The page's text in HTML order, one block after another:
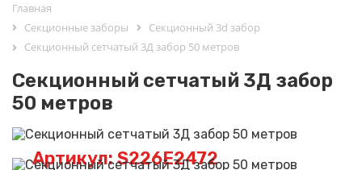
Главная
Секционные заборы
Секционный 3d забор
Секционный сетчатый 3Д забор 50 метров
Секционный сетчатый 3Д забор
50 метров
Артикул: S226E2472